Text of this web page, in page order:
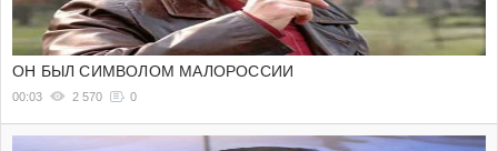
ОН БЫЛ СИМВОЛОМ МАЛОРОССИИ
00:03 2 570 0